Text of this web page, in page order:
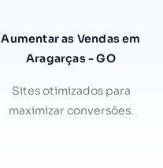
Aumentar as Vendas em
Aragarças - GO
Sites otimizados para
maximizar conversões.